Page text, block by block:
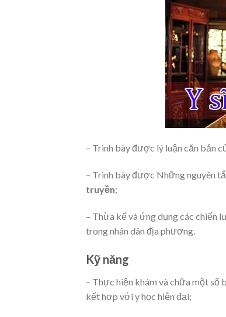
– Trình bày được lý luận căn bản
– Trình bày được Những nguyên
truyền;
– Thừa kế và ứng dụng các chiến
trong nhân dân địa phương.
Kỹ năng
– Thực hiện khám và chữa một
kết hợp với y học hiện đại;